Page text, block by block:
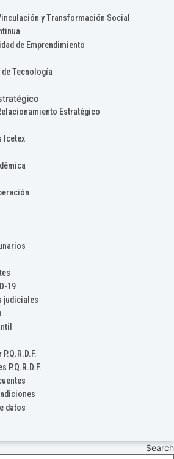
y Transformación Social
de Emprendimiento
Tecnología
Estratégico
Icetex
19
judiciales
P.Q.R.D.F.
datos
Search